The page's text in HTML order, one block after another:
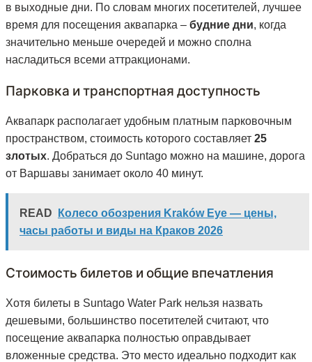
в выходные дни. По словам многих посетителей, лучшее
время для посещения аквапарка – будние дни, когда
значительно меньше очередей и можно сполна
насладиться всеми аттракционами.
Парковка и транспортная доступность
Аквапарк располагает удобным платным парковочным
пространством, стоимость которого составляет 25
злотых. Добраться до Suntago можно на машине, дорога
от Варшавы занимает около 40 минут.
READ
Колесо обозрения Kraków Eye — цены,
часы работы и виды на Краков 2026
Стоимость билетов и общие впечатления
Хотя билеты в Suntago Water Park нельзя назвать
дешевыми, большинство посетителей считают, что
посещение аквапарка полностью оправдывает
вложенные средства. Это место идеально подходит как